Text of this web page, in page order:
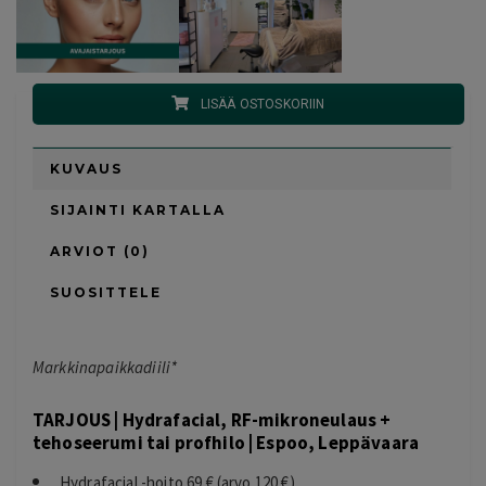
LISÄÄ OSTOSKORIIN
KUVAUS
SIJAINTI KARTALLA
ARVIOT (0)
SUOSITTELE
Markkinapaikkadiili*
TARJOUS | Hydrafacial, RF-mikroneulaus +
tehoseerumi tai profhilo | Espoo, Leppävaara
Hydrafacial -hoito 69 € (arvo 120 €)